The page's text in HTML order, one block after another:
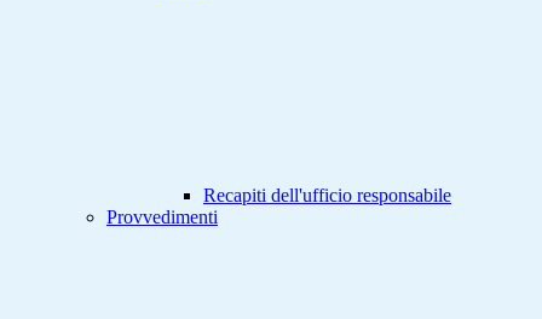
Recapiti dell'ufficio responsabile
Provvedimenti